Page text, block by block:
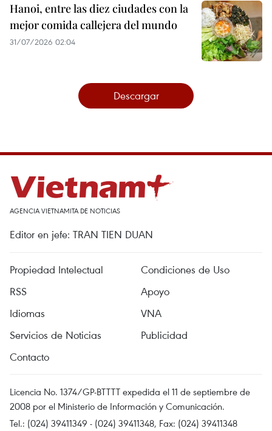
Hanoi, entre las diez ciudades con la
mejor comida callejera del mundo
31/07/2026 02:04
Descargar
AGENCIA VIETNAMITA DE NOTICIAS
Editor en jefe: TRAN TIEN DUAN
Propiedad Intelectual
Condiciones de Uso
RSS
Apoyo
Idiomas
VNA
Servicios de Noticias
Publicidad
Contacto
Licencia No. 1374/GP-BTTTT expedida el 11 de septiembre de
2008 por el Ministerio de Información y Comunicación.
Tel.: (024) 39411349 - (024) 39411348, Fax: (024) 39411348